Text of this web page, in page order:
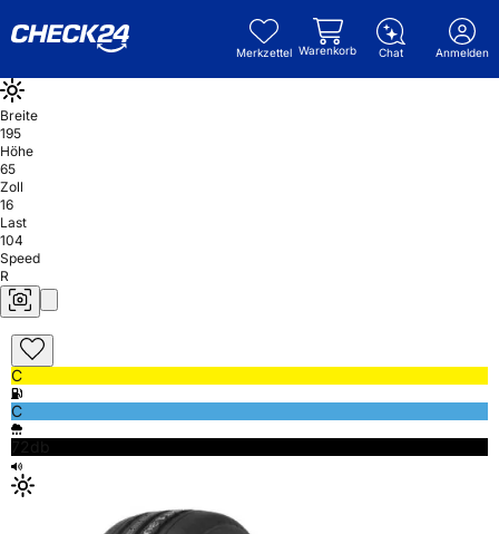
Merkzettel Warenkorb Chat Anmelden
Breite
195
Höhe
65
Zoll
16
Last
104
Speed
R
C
C
72db